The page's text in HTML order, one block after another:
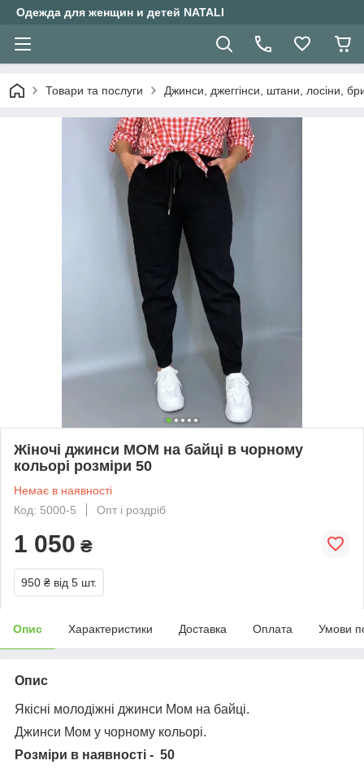
Одежда для женщин и детей NATALI
Товари та послуги Джинси, джеггінси, штани, лосіни,
Жіночі джинси МОМ на байці в чорному
кольорі розміри 50
Немає в наявності
Код: 5000-5
Опт і роздріб
1 050 ₴
950 ₴ від 5 шт.
Опис Характеристики Доставка Оплата Умови
Опис
Якісні молодіжні джинси Мом на байці.
Джинси Мом у чорному кольорі.
Розміри в наявності - 50